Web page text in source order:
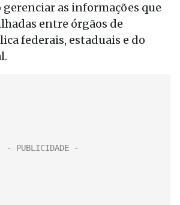
gerenciar as informações que
entre órgãos de
federais, estaduais e do